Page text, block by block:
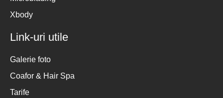
Xbody
Link-uri utile
Galerie foto
Coafor & Hair Spa
Tarife